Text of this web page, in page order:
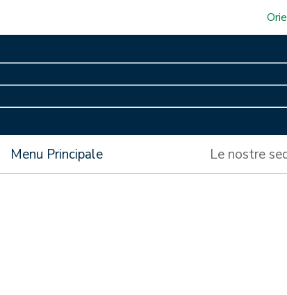
Menu Principale Le nostre